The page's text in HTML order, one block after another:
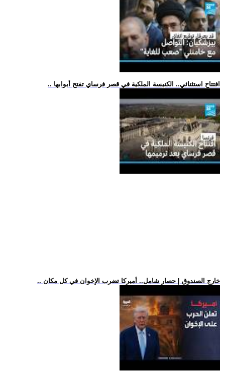
.. افتتاح استثنائي.. الكنيسة الملكية في قصر فرساي تفتح أبوابها
.. خارج الصندوق | حصار شامل.. أميركا تضرب الإخوان في كل مكان